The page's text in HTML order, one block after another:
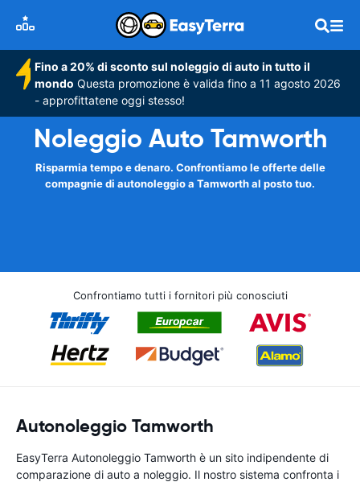
Fino a 20% di sconto sul noleggio di auto in tutto il
mondo Questa promozione è valida fino a 11 agosto 2026
- approfittatene oggi stesso!
Noleggio Auto Tamworth
Risparmia tempo e denaro. Confrontiamo le offerte delle
compagnie di autonoleggio a Tamworth al posto tuo.
Confrontiamo tutti i fornitori più conosciuti
Autonoleggio Tamworth
EasyTerra Autonoleggio Tamworth è un sito indipendente di
comparazione di auto a noleggio. Il nostro sistema confronta i